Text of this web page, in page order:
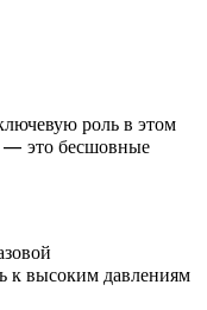
роль в этом
— это бесшовные
к высоким давлениям